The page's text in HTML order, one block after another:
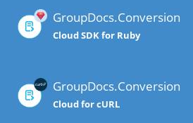
GroupDocs.Conversion
Cloud SDK for Ruby
GroupDocs.Conversion
Cloud for cURL